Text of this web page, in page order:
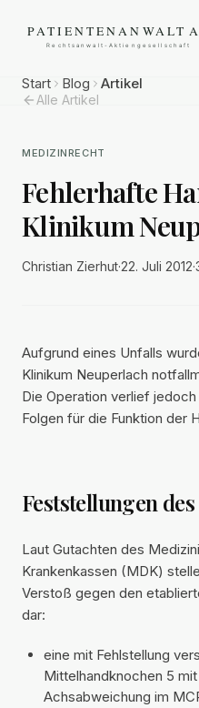
Start Blog Artikel
Alle Artikel
MEDIZINRECHT
Fehlerhafte
Klinikum
Christian Zierhut·22. Juli 2012·
Aufgrund eines Unfalls
Klinikum Neuperlach
Die Operation verlief
Folgen für die Funktion der
Feststellungen
Laut Gutachten des
Krankenkassen (MDK)
Verstoß gegen den
dar:
eine mit Fehlstellung
Mittelhandknochen 5
Achsabweichung im